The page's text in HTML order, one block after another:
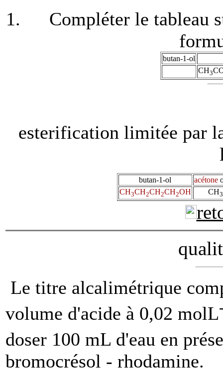
Compléter le tableau
butan-1-ol
CH3
esterification limitée par
butan-1-ol acétone
CH3CH2CH2CH2OH CH3
Le titre alcalimétrique
volume d'acide à 0,02 molL
doser 100 mL d'eau en
bromocrésol - rhodamine.